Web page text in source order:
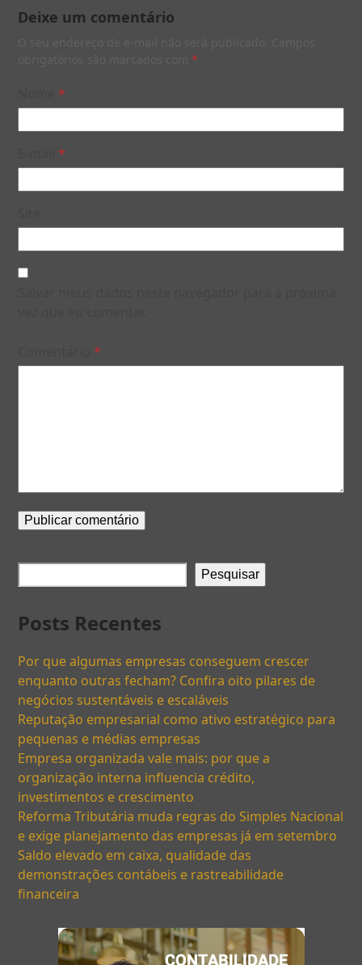
Deixe um comentário
obrigatórios são marcados com*
Nome*
E-mail*
Comentário*
Pesquisar
Posts Recentes
Por que algumas empresas conseguem crescer
enquanto outras fecham? Confira oito pilares de
negócios sustentáveis e escaláveis
Reputação empresarial como ativo estratégico para
pequenas e médias empresas
Empresa organizada vale mais: por que a
organização interna influencia crédito,
investimentos e crescimento
Reforma Tributária muda regras do Simples Nacional
e exige planejamento das empresas já em setembro
Saldo elevado em caixa, qualidade das
demonstrações contábeis e rastreabilidade
financeira